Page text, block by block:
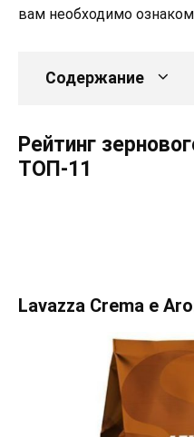
вам необходимо
Содержание
Рейтинг
ТОП-11
Lavazza Crema e